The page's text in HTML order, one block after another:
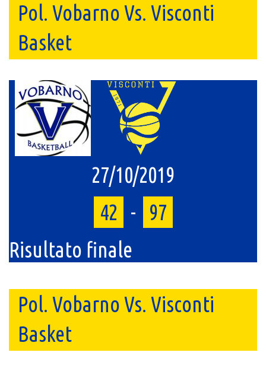
Pol. Vobarno Vs. Visconti
Basket
27/10/2019
42
-
97
Risultato finale
Pol. Vobarno Vs. Visconti
Basket